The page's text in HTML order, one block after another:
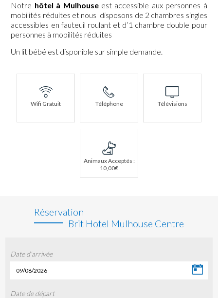
Notre hôtel à Mulhouseest accessible aux personnes à
mobilités réduites et nous disposons de 2 chambres singles
accessibles en fauteuil roulant et d’1 chambre double pour
personnes à mobilités réduites
Un lit bébé est disponible sur simple demande.
Wifi Gratuit Téléphone Télévisions
Animaux Acceptés :
10,00€
Réservation
Brit Hotel Mulhouse Centre
Date d'arrivée
09/08/2026
Date de départ